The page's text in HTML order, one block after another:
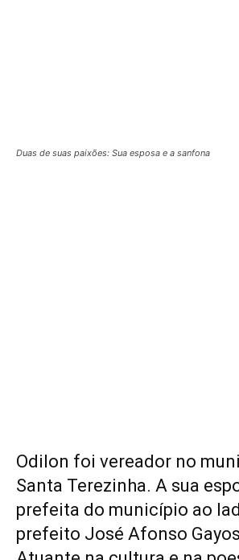
Duas de suas paixões: Sua esposa e a sanfona
Odilon foi vereador no
Santa Terezinha. A sua
prefeita do município ao
prefeito José Afonso